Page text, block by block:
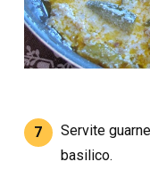
7
Servite
basilico.